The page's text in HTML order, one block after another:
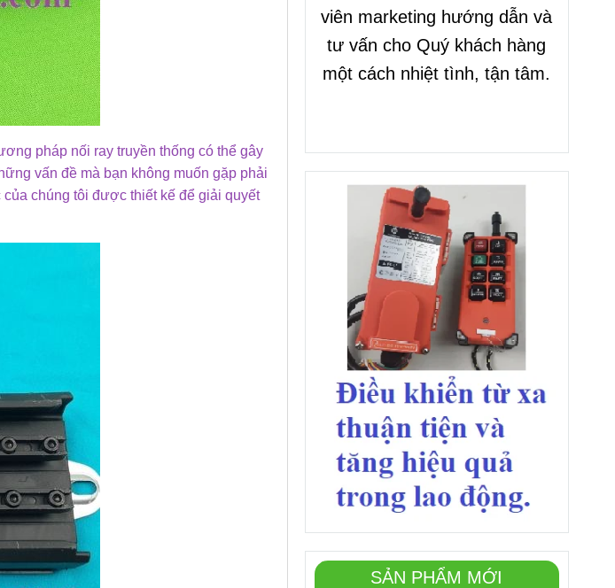
pháp nối ray truyền thống có thể gây
vấn đề mà bạn không muốn gặp phải
chúng tôi được thiết kế để giải quyết
viên marketing hướng dẫn và
tư vấn cho Quý khách hàng
một cách nhiệt tình, tận tâm.
SẢN PHẨM MỚI